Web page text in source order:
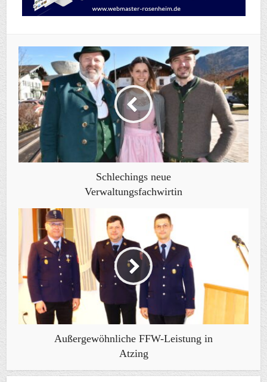
Schlechings neue
Verwaltungsfachwirtin
Außergewöhnliche FFW-Leistung in
Atzing